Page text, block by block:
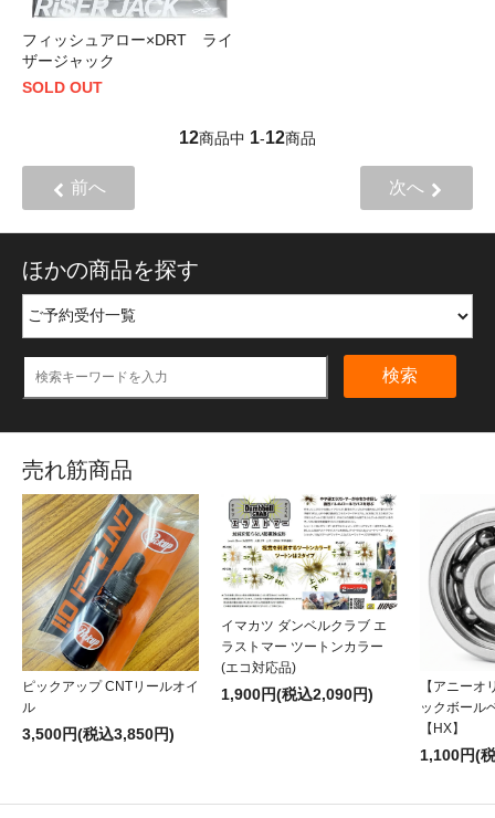
フィッシュアロー×DRT ライ
ザージャック
SOLD OUT
12商品中 1-12商品
前へ 次へ
ほかの商品を探す
検索
売れ筋商品
ピックアップ CNTリールオイ
ル
3,500円(税込3,850円)
イマカツ ダンベルクラブ エ
ラストマー ツートンカラー
(エコ対応品)
1,900円(税込2,090円)
【アニーオ
ックボール
【HX】
1,100円(